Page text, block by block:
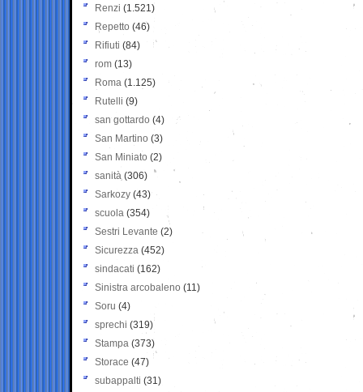
Renzi (1.521)
Repetto (46)
Rifiuti (84)
rom (13)
Roma (1.125)
Rutelli (9)
san gottardo (4)
San Martino (3)
San Miniato (2)
sanità (306)
Sarkozy (43)
scuola (354)
Sestri Levante (2)
Sicurezza (452)
sindacati (162)
Sinistra arcobaleno (11)
Soru (4)
sprechi (319)
Stampa (373)
Storace (47)
subappalti (31)